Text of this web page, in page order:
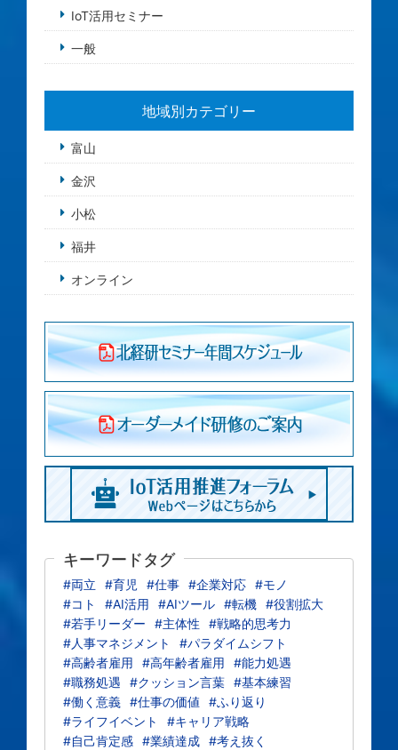
IoT活用セミナー
一般
地域別カテゴリー
富山
金沢
小松
福井
オンライン
キーワードタグ
#両立 #育児 #仕事 #企業対応 #モノ
#コト
#AI活用 #AIツール #転機 #役割拡大
#若手リーダー
#主体性
#戦略的思考力
#人事マネジメント
#パラダイムシフト
#高齢者雇用
#高年齢者雇用
#能力処遇
#職務処遇
#クッション言葉 #基本練習
#働く意義 #仕事の価値
#ふり返り
#ライフイベント
#キャリア戦略
#自己肯定感 #業績達成 #考え抜く